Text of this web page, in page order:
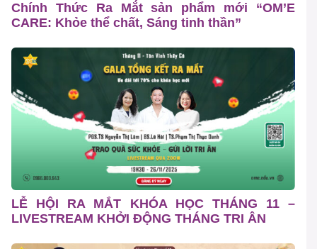
Chính Thức Ra Mắt sản phẩm mới “OM’E
CARE: Khỏe thể chất, Sáng tinh thần”
LỄ HỘI RA MẮT KHÓA HỌC THÁNG 11 –
LIVESTREAM KHỞI ĐỘNG THÁNG TRI ÂN